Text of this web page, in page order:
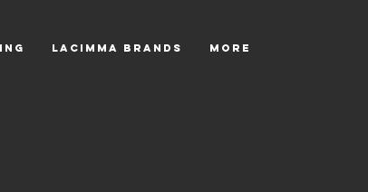
LACiMMA BRANDS More